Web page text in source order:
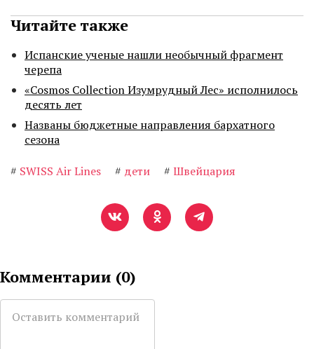
Читайте также
Испанские ученые нашли необычный фрагмент
черепа
«Cosmos Collection Изумрудный Лес» исполнилось
десять лет
Названы бюджетные направления бархатного
сезона
# SWISS Air Lines # дети # Швейцария
Комментарии (0)